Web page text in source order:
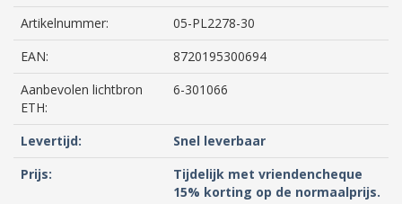
Artikelnummer:
05-PL2278-30
EAN:
8720195300694
Aanbevolen lichtbron
ETH:
6-301066
Levertijd:
Snel leverbaar
Prijs:
Tijdelijk met vriendencheque
15% korting op de normaalprijs.